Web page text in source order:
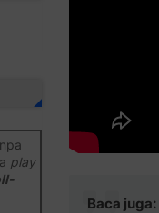
Baca juga:
play